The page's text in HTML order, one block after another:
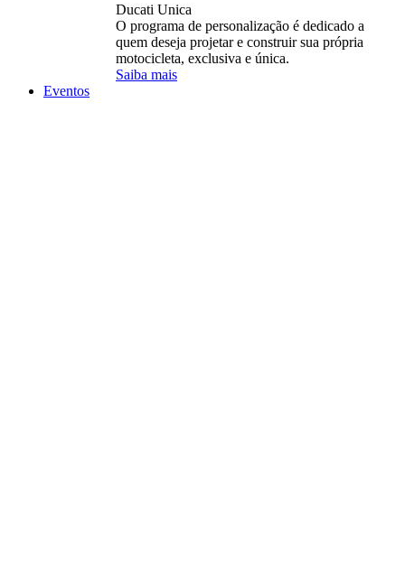
Ducati Unica
O programa de personalização é dedicado a
quem deseja projetar e construir sua própria
motocicleta, exclusiva e única.
Saiba mais
Eventos